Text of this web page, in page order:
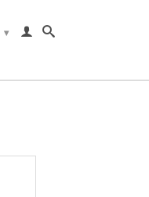
▾